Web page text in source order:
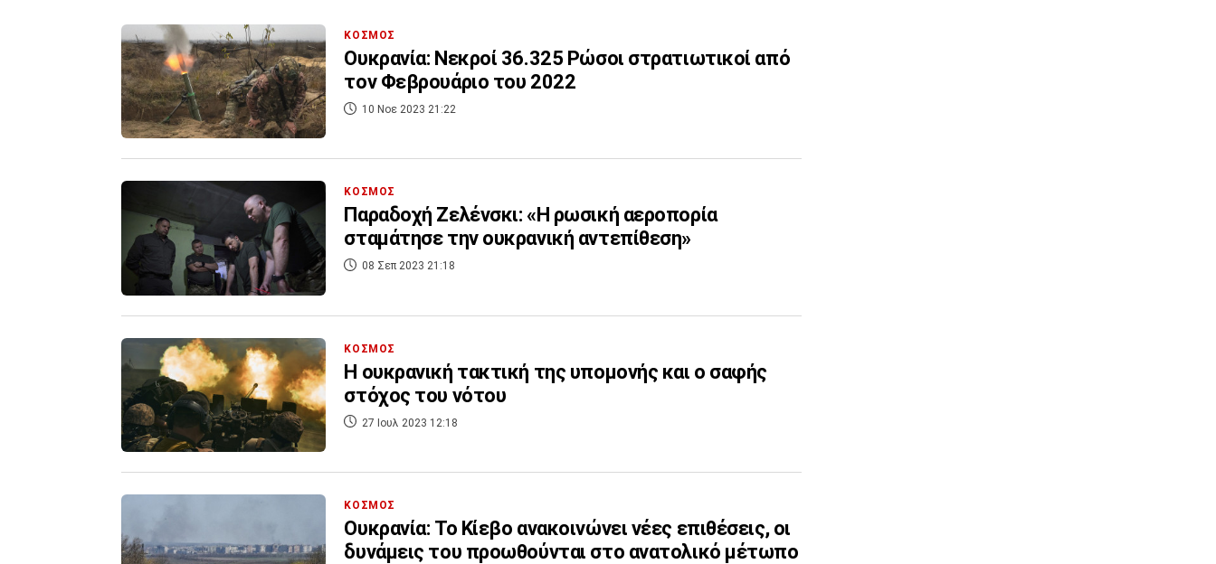
ΚΟΣΜΟΣ
Ουκρανία: Νεκροί 36.325 Ρώσοι στρατιωτικοί από
τον Φεβρουάριο του 2022
10 Νοε 2023 21:22
ΚΟΣΜΟΣ
Παραδοχή Ζελένσκι: «Η ρωσική αεροπορία
σταμάτησε την ουκρανική αντεπίθεση»
08 Σεπ 2023 21:18
ΚΟΣΜΟΣ
Η ουκρανική τακτική της υπομονής και ο σαφής
στόχος του νότου
27 Ιουλ 2023 12:18
ΚΟΣΜΟΣ
Ουκρανία: Το Κίεβο ανακοινώνει νέες επιθέσεις, οι
δυνάμεις του προωθούνται στο ανατολικό μέτωπο